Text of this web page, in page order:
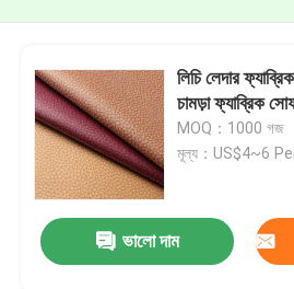
লিচি লেদার
চামড়া ফ্যাব্রিক
MOQ：1000 গজ
মূল্য：US$4~6
ভালো দাম